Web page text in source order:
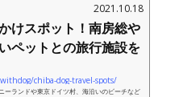
2021.10.18
けスポット！南房総や
ペットとの旅行施設を
chiba-dog-travel-spots/
ーランドや東京ドイツ村、海沿いのビーチなど